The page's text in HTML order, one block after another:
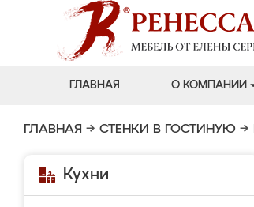
ГЛАВНАЯ О КОМПАНИИ
ГЛАВНАЯ → СТЕНКИ В ГОСТИНУЮ →
Кухни